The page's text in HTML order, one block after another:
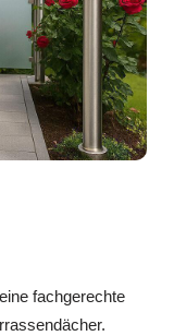
fachgerechte